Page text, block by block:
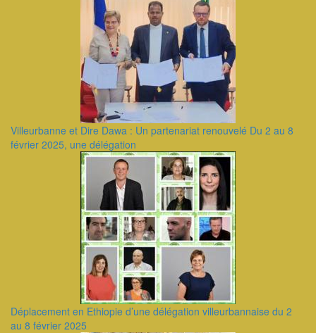
Villeurbanne et Dire Dawa : Un partenariat renouvelé Du 2 au 8
février 2025, une délégation
Déplacement en Ethiopie d’une délégation villeurbannaise du 2
au 8 février 2025